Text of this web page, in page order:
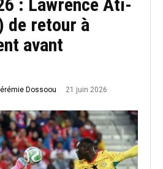
: Lawrence Ati-
de retour à
avant
Dossoou 21 juin 2026